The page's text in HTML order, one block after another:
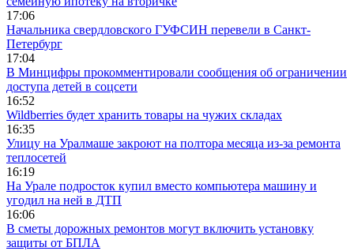
17:06
Начальника свердловского ГУФСИН перевели в Санкт-
Петербург
17:04
В Минцифры прокомментировали сообщения об ограничении
доступа детей в соцсети
16:52
Wildberries будет хранить товары на чужих складах
16:35
Улицу на Уралмаше закроют на полтора месяца из-за ремонта
теплосетей
16:19
На Урале подросток купил вместо компьютера машину и
угодил на ней в ДТП
16:06
В сметы дорожных ремонтов могут включить установку
защиты от БПЛА